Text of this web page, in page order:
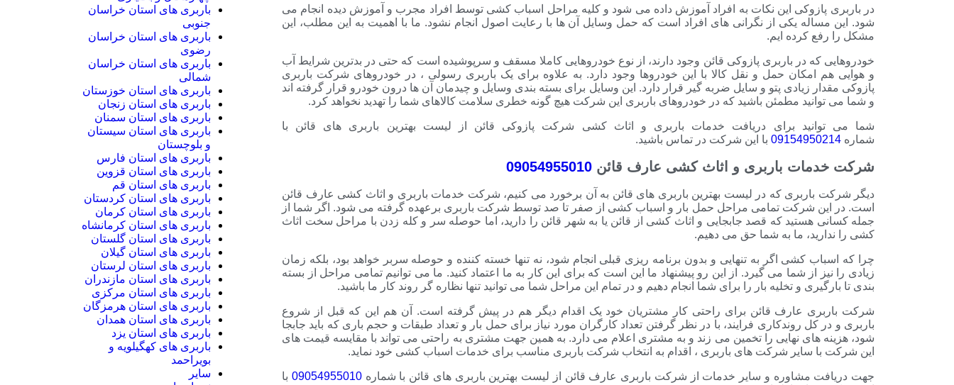
در باربری پازوکی این نکات به افراد آموزش داده می شود و کلیه مراحل اسباب کشی توسط افراد مجرب و آموزش دیده انجام می
شود. این مساله یکی از نگرانی های افراد است که حمل وسایل آن ها با رعایت اصول انجام نشود. ما با اهمیت به این مطلب، این
مشکل را رفع کرده ایم.
خودروهایی که در باربری پازوکی قائن وجود دارند، از نوع خودروهایی کاملا مسقف و سرپوشیده است که حتی در بدترین شرایط آب
و هوایی هم امکان حمل و نقل کالا با این خودروها وجود دارد. به علاوه برای یک باربری رسولی ، در خودروهای شرکت باربری
پازوکی مقدار زیادی پتو و سایل ضربه گیر قرار دارد. این وسایل برای بسته بندی وسایل و چیدمان آن ها درون خودرو قرار گرفته اند
و شما می توانید مطمئن باشید که در خودروهای باربری این شرکت هیچ گونه خطری سلامت کالاهای شما را تهدید نخواهد کرد.
شما می توانید برای دریافت خدمات باربری و اثاث کشی شرکت پازوکی قائن از لیست بهترین باربری های قائن با
شماره 09154950214 با این شرکت در تماس باشید.
شرکت خدمات باربری و اثاث کشی عارف قائن 09054955010
دیگر شرکت باربری که در لیست بهترین باربری های قائن به آن برخورد می کنیم، شرکت خدمات باربری و اثاث کشی عارف قائن
است. در این شرکت تمامی مراحل حمل بار و اسباب کشی از صفر تا صد توسط شرکت باربری برعهده گرفته می شود. اگر شما از
جمله کسانی هستید که قصد جابجایی و اثاث کشی از قائن یا به شهر قائن را دارید، اما حوصله سر و کله زدن با مراحل سخت اثاث
کشی را ندارید، ما به شما حق می دهیم.
چرا که اسباب کشی اگر به تنهایی و بدون برنامه ریزی قبلی انجام شود، نه تنها خسته کننده و حوصله سربر خواهد بود، بلکه زمان
زیادی را نیز از شما می گیرد. از این رو پیشنهاد ما این است که برای این کار به ما اعتماد کنید. ما می توانیم تمامی مراحل از بسته
بندی تا بارگیری و تخلیه بار را برای شما انجام دهیم و در تمام این مراحل شما می توانید تنها نظاره گر روند کار ما باشید.
شرکت باربری عارف قائن برای راحتی کار مشتریان خود یک اقدام دیگر هم در پیش گرفته است. آن هم این که قبل از شروع
باربری و در کل روندکاری فرایند، با در نظر گرفتن تعداد کارگران مورد نیاز برای حمل بار و تعداد طبقات و حجم باری که باید جابجا
شود، هزینه های نهایی را تخمین می زند و به مشتری اعلام می دارد. به همین جهت مشتری به راحتی می تواند با مقایسه قیمت های
این شرکت با سایر شرکت های باربری ، اقدام به انتخاب شرکت باربری مناسب برای خدمات اسباب کشی خود نماید.
جهت دریافت مشاوره و سایر خدمات از شرکت باربری عارف قائن از لیست بهترین باربری های قائن با شماره09054955010 با
باربری های استان خراسان
جنوبی
باربری های استان خراسان
رضوی
باربری های استان خراسان
شمالی
باربری های استان خوزستان
باربری های استان زنجان
باربری های استان سمنان
باربری های استان سیستان
و بلوچستان
باربری های استان فارس
باربری های استان قزوین
باربری های استان قم
باربری های استان کردستان
باربری های استان کرمان
باربری های استان کرمانشاه
باربری های استان گلستان
باربری های استان گیلان
باربری های استان لرستان
باربری های استان مازندران
باربری های استان مرکزی
باربری های استان هرمزگان
باربری های استان همدان
باربری های استان یزد
باربری های کهگیلویه و
بویراحمد
سایر